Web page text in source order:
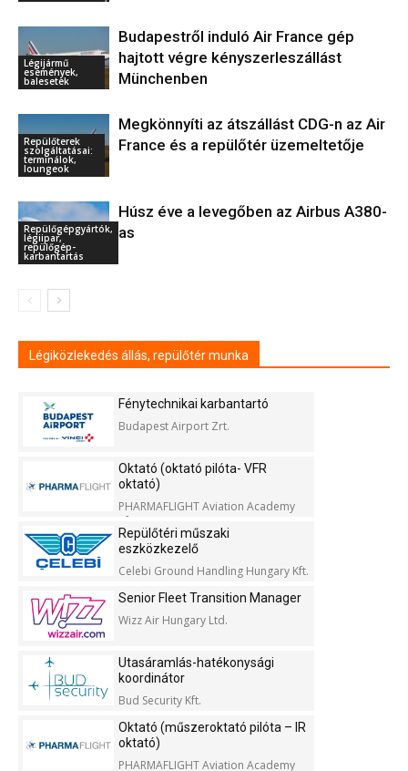
Légijármű
események,
balesetek
Budapestről induló Air France gép
hajtott végre kényszerleszállást
Münchenben
Repülőterek
szolgáltatásai:
terminálok,
loungeok
Megkönnyíti az átszállást CDG-n az Air
France és a repülőtér üzemeltetője
Repülőgépgyártók,
légiipar,
repülőgép-
karbantartás
Húsz éve a levegőben az Airbus A380-
as
Légiközlekedés állás, repülőtér munka
Fénytechnikai karbantartó
Budapest Airport Zrt.
Oktató (oktató pilóta- VFR
oktató)
PHARMAFLIGHT Aviation Academy
Kft.
Repülőtéri műszaki
eszközkezelő
Celebi Ground Handling Hungary Kft.
Senior Fleet Transition Manager
Wizz Air Hungary Ltd.
Utasáramlás-hatékonysági
koordinátor
Bud Security Kft.
Oktató (műszeroktató pilóta – IR
oktató)
PHARMAFLIGHT Aviation Academy